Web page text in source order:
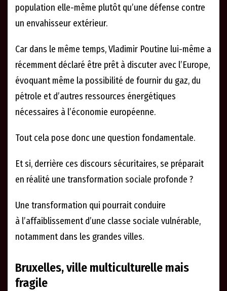
population elle-même plutôt qu’une défense contre
un envahisseur extérieur.
Car dans le même temps, Vladimir Poutine lui-même a
récemment déclaré être prêt à discuter avec l’Europe,
évoquant même la possibilité de fournir du gaz, du
pétrole et d’autres ressources énergétiques
nécessaires à l’économie européenne.
Tout cela pose donc une question fondamentale.
Et si, derrière ces discours sécuritaires, se préparait
en réalité une transformation sociale profonde ?
Une transformation qui pourrait conduire
à l’affaiblissement d’une classe sociale vulnérable,
notamment dans les grandes villes.
Bruxelles, ville multiculturelle mais
fragile